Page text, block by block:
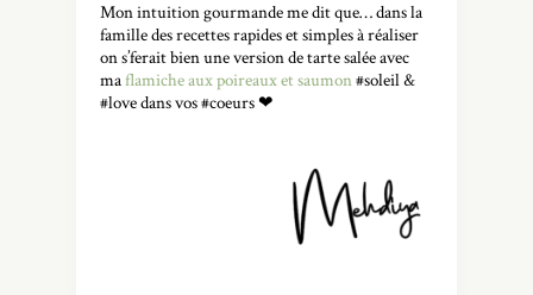
Mon intuition gourmande me dit que… dans la
famille des recettes rapides et simples à réaliser
on s’ferait bien une version de tarte salée avec
maflamiche aux poireaux et saumon#soleil &
#love dans vos #coeurs❤